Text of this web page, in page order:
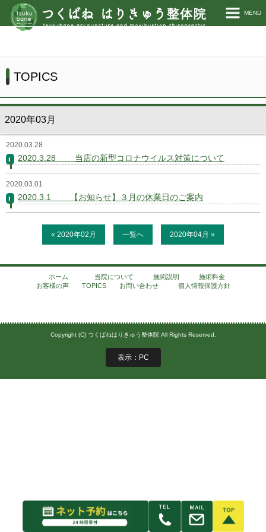
MENU
施術料金
お客様の声
TOPICS
お問い合わせ
TOPICS
2020年03月
2020.03.28
2020.3.28 当店の新型コロナウイルス対策について
2020.03.01
2020.3.1 【お知らせ】３月の休業日のご案内
« 2020年02月 一覧へ 2020年04月 »
ホーム 当院について 施術説明
施術料金
お客様の声
TOPICS お問い合わせ 個人情報保護方針
Copyright (C) つくばねはりきゅう整体院 All Rights Reserved.
表示：PC